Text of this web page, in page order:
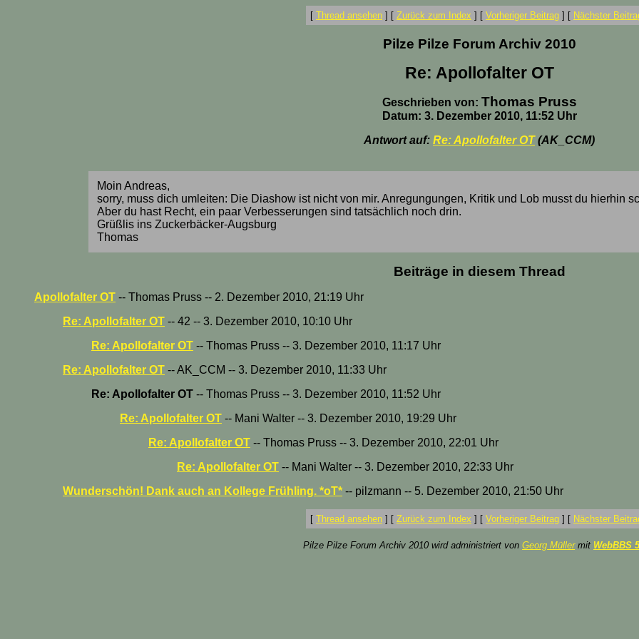
[ Thread ansehen ] [ Zurück zum Index ] [ Vorheriger Beitrag ] [ Nächster
Pilze Pilze Forum Archiv 2010
Re: Apollofalter OT
Geschrieben von: Thomas Pruss
Datum: 3. Dezember 2010, 11:52 Uhr
Antwort auf: Re: Apollofalter OT(AK_CCM)
Moin Andreas,
sorry, muss dich umleiten: Die Diashow ist nicht von mir. Anregungungen, Kritik und Lob musst du hierhin
Aber du hast Recht, ein paar Verbesserungen sind tatsächlich noch drin.
Grüßlis ins Zuckerbäcker-Augsburg
Thomas
Beiträge in diesem Thread
Apollofalter OT -- Thomas Pruss -- 2. Dezember 2010, 21:19 Uhr
Re: Apollofalter OT -- 42 -- 3. Dezember 2010, 10:10 Uhr
Re: Apollofalter OT -- Thomas Pruss -- 3. Dezember 2010, 11:17 Uhr
Re: Apollofalter OT -- AK_CCM -- 3. Dezember 2010, 11:33 Uhr
Re: Apollofalter OT -- Thomas Pruss -- 3. Dezember 2010, 11:52 Uhr
Re: Apollofalter OT -- Mani Walter -- 3. Dezember 2010, 19:29 Uhr
Re: Apollofalter OT -- Thomas Pruss -- 3. Dezember 2010, 22:01 Uhr
Re: Apollofalter OT -- Mani Walter -- 3. Dezember 2010, 22:33 Uhr
Wunderschön! Dank auch an Kollege Frühling. *oT* -- pilzmann -- 5. Dezember 2010, 21:50 Uhr
[ Thread ansehen ] [ Zurück zum Index ] [ Vorheriger Beitrag ] [ Nächster
Pilze Pilze Forum Archiv 2010 wird administriert von Georg Müllermit WebBBS